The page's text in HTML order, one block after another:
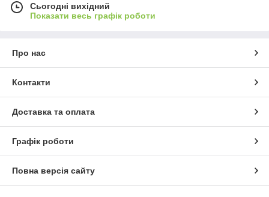
Сьогодні вихідний
Показати весь графік роботи
Про нас
Контакти
Доставка та оплата
Графік роботи
Повна версія сайту